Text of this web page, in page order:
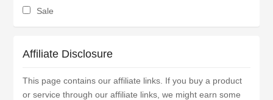
Sale
Affiliate Disclosure
This page contains our affiliate links. If you buy a product
or service through our affiliate links, we might earn some